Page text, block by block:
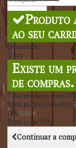
Pesquisar
Produto
ao seu
Quantidade
Total
Existe um
de compras.
Total produtos (com
Total portes (com IVA)
IVA 0,00 €
Total (com IVA)
Continuar a